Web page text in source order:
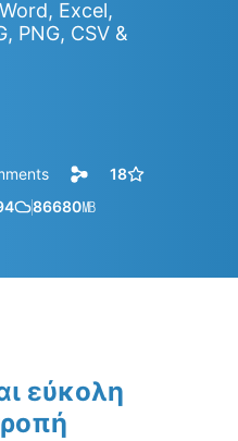
Excel,
PNG, CSV &
18
86680㎆︎
εύκολη